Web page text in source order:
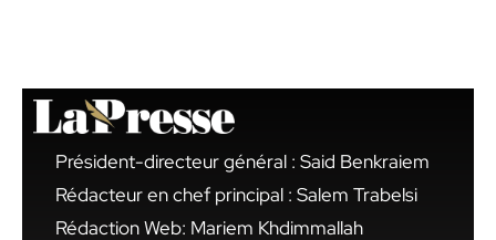
Président-directeur général : Said Benkraiem
Rédacteur en chef principal : Salem Trabelsi
Rédaction Web: Mariem Khdimmallah